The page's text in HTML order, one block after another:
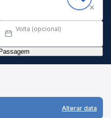
Volta (opcional)
Alterar data